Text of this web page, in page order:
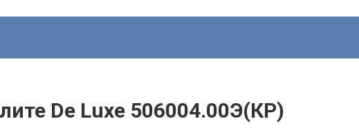
De Luxe 506004.00Э(КР)